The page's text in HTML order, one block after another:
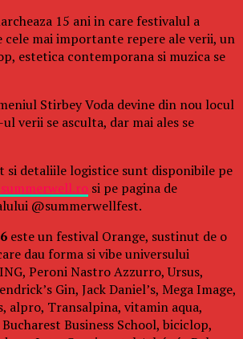
15 ani in care festivalul a
mai importante repere ale verii, un
estetica contemporana si muzica se
Stirbey Voda devine din nou locul
verii se asculta, dar mai ales se
si detaliile logistice sunt disponibile pe
si pe pagina de
@summerwellfest.
este un festival Orange, sustinut de o
dau forma si vibe universului
Peroni Nastro Azzurro, Ursus,
Gin, Jack Daniel’s, Mega Image,
alpro, Transalpina, vitamin aqua,
Business School, biciclop,